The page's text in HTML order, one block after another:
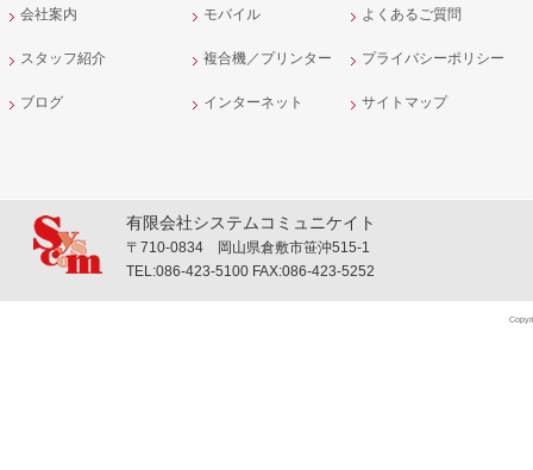
会社案内
スタッフ紹介
ブログ
モバイル
複合機／プリンター
インターネット
よくあるご質問
プライバシーポリシー
サイトマップ
有限会社システムコミュニケイト
〒710-0834 岡山県倉敷市笹沖515-1
TEL:086-423-5100 FAX:086-423-5252